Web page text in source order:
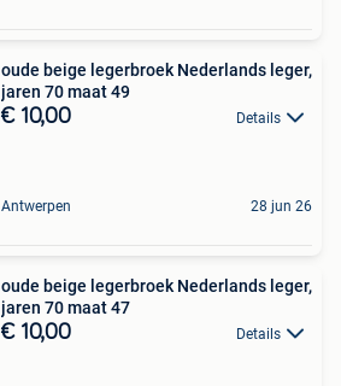
oude beige legerbroek Nederlands leger,
jaren 70 maat 49
€ 10,00 Details
Antwerpen 28 jun 26
oude beige legerbroek Nederlands leger,
jaren 70 maat 47
€ 10,00 Details